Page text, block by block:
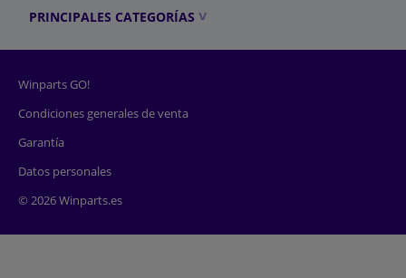
PRINCIPALES CATEGORÍAS
Winparts GO!
Condiciones generales de venta
Garantía
Datos personales
© 2026 Winparts.es